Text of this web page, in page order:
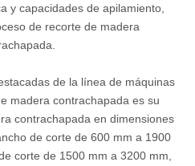
y capacidades de apilamiento,
de recorte de madera
de la línea de máquinas
madera contrachapada es su
contrachapada en dimensiones
de corte de 600 mm a 1900
corte de 1500 mm a 3200 mm,